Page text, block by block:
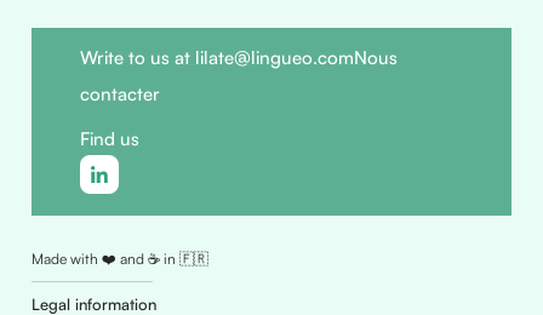
Write to us at lilate@lingueo.comNous
contacter
Find us
Made with ❤️ and ☕ in 🇫🇷
Legal information